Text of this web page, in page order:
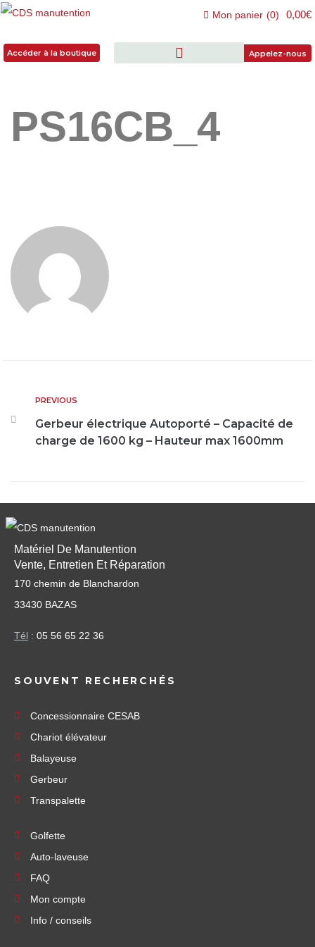
Accéder à la boutique
Mon panier (0) 0,00€
Appelez-nous
PS16CB_4
PREVIOUS
Gerbeur électrique Autoporté – Capacité de
charge de 1600 kg – Hauteur max 1600mm
Matériel De Manutention
Vente, Entretien Et Réparation
170 chemin de Blanchardon
33430 BAZAS
Tél : 05 56 65 22 36
SOUVENT RECHERCHÉS
Concessionnaire CESAB
Chariot élévateur
Balayeuse
Gerbeur
Transpalette
Golfette
Auto-laveuse
FAQ
Mon compte
Info / conseils